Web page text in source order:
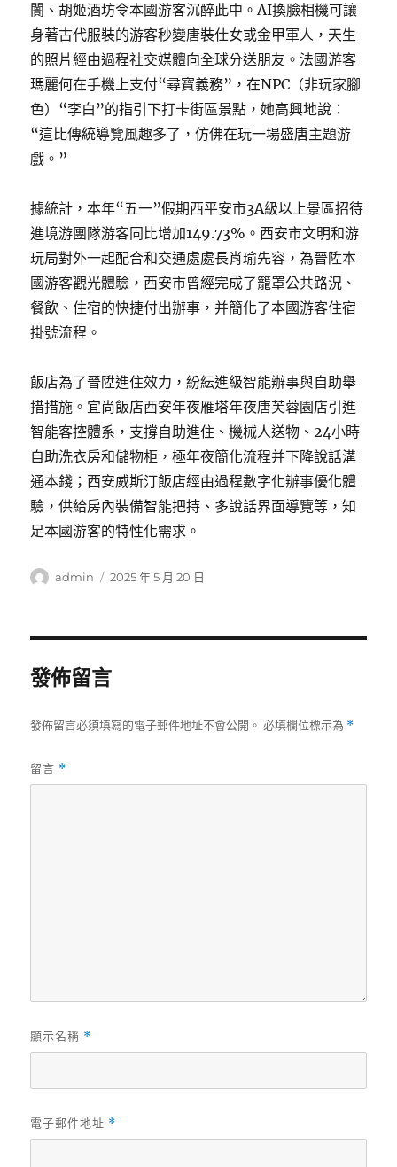
闠、胡姬酒坊令本國游客沉醉此中。AI換臉相機可讓
身著古代服裝的游客秒變唐裝仕女或金甲軍人，天生
的照片經由過程社交媒體向全球分送朋友。法國游客
瑪麗何在手機上支付“尋寶義務”，在NPC（非玩家腳
色）“李白”的指引下打卡街區景點，她高興地說：
“這比傳統導覽風趣多了，仿佛在玩一場盛唐主題游
戲。”
據統計，本年“五一”假期西平安市3A級以上景區招待
進境游團隊游客同比增加149.73%。西安市文明和游
玩局對外一起配合和交通處處長肖瑜先容，為晉陞本
國游客觀光體驗，西安市曾經完成了籠罩公共路況、
餐飲、住宿的快捷付出辦事，并簡化了本國游客住宿
掛號流程。
飯店為了晉陞進住效力，紛紜進級智能辦事與自助舉
措措施。宜尚飯店西安年夜雁塔年夜唐芙蓉園店引進
智能客控體系，支撐自助進住、機械人送物、24小時
自助洗衣房和儲物柜，極年夜簡化流程并下降說話溝
通本錢；西安威斯汀飯店經由過程數字化辦事優化體
驗，供給房內裝備智能把持、多說話界面導覽等，知
足本國游客的特性化需求。
作
admin
發
2025 年 5 月 20 日
發佈留言
發佈留言必須填寫的電子郵件地址不會公開。 必填欄位標示為 *
留言 *
顯示名稱 *
電子郵件地址 *